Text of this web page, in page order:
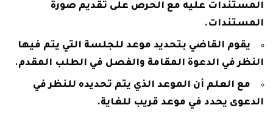
المستندات عليه مع الحرص على تقديم صورة
المستندات.
يقوم القاضي بتحديد موعد للجلسة التي يتم فيها
النظر في الدعوة المقامة والفصل في الطلب المقدم.
مع العلم أن الموعد الذي يتم تحديده للنظر في
الدعوى يحدد في موعد قريب للغاية.